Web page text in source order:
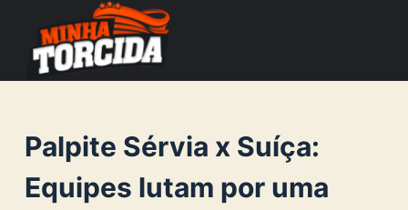
c
o
Palpite Sérvia x Suíça:
Equipes lutam por uma